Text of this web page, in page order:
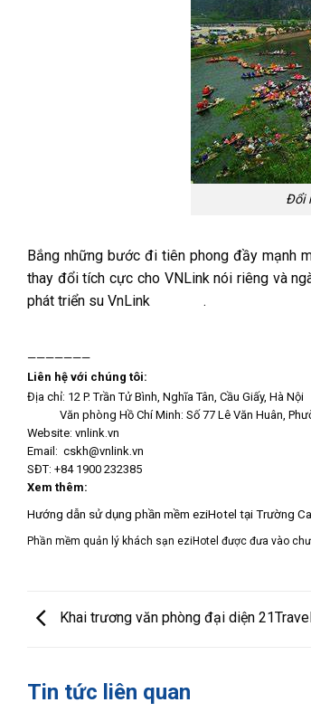
Đổi
Bắng những bước đi tiên phong đầy mạnh
thay đổi tích cực cho VNLink nói riêng và
phát triển su VnLink
.
———————
Liên hệ với chúng tôi:
Địa chỉ: 12 P. Trần Tử Bình, Nghĩa Tân, Cầu Giấy, Hà Nội
Văn phòng Hồ Chí Minh: Số 77 Lê Văn Huân,
Website: vnlink.vn
Email: cskh@vnlink.vn
SĐT: +84 1900 232385
Xem thêm:
Hướng dẫn sử dụng phần mềm eziHotel tại Trường
Phần mềm quản lý khách sạn eziHotel được đưa vào
Khai trương văn phòng đại diện
Tin tức liên quan